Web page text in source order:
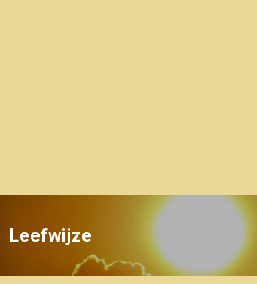
Leefwijze